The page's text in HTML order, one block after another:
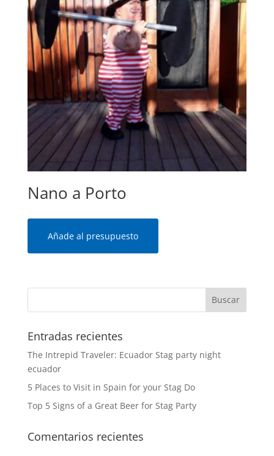
Nano a Porto
Añade al presupuesto
Entradas recientes
The Intrepid Traveler: Ecuador Stag party night
ecuador
5 Places to Visit in Spain for your Stag Do
Top 5 Signs of a Great Beer for Stag Party
Comentarios recientes